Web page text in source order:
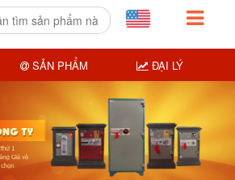
SẢN PHẨM ĐẠI LÝ